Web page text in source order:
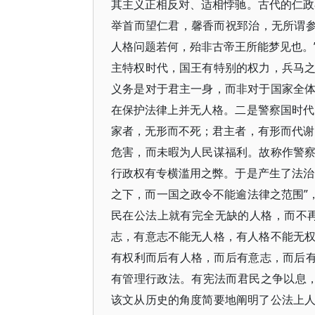
其主义正相反对、适相悖驰。古代的仁
举首而望仁君，馨香而祝郅治，无所谓
人格问题若何，殆非古帝王所能梦见也
主特权时代，国王有特别的权力，兵马
义务是对于君主一身，而非对于国家全
在保护法律上并无人格。二是警察国时
家者，无形而不死；君主者，有形而代
危害，而未暇为人民谋福利。故称作警
行政权有专横滥用之弊。于是产生了法
之下，而一国之政令不能逾法律之范围
民在公法上就有完全无缺的人格，而不
志，有意志不能无人格，有人格不能无
有权利而后有人格，而后有意志，而后
有管理行政法。有宪法而君民之争以息
该文从历史的角度简要地阐明了公法上